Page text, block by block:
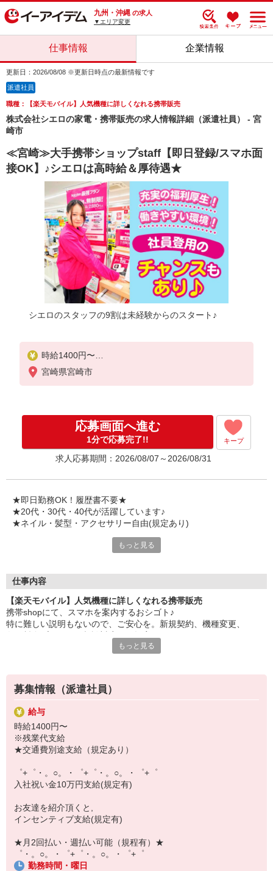
九州・沖縄 の求人
▼エリア変更
仕事情報 企業情報
更新日：2026/08/08 ※更新日時点の最新情報です
派遣社員
職種：【楽天モバイル】人気機種に詳しくなれる携帯販売
株式会社シエロの家電・携帯販売の求人情報詳細（派遣社員） - 宮
崎市
≪宮崎≫大手携帯ショップstaff【即日登録/スマホ面
接OK】♪シエロは高時給＆厚待遇★
シエロのスタッフの9割は未経験からのスタート♪
時給1400円〜
※残業代支給
★交通費別途支給（規定あり）
入社祝い金10万円支給(規定有)
お友達を紹介頂くと,
インセンティブ支給(規定有)
゜・。○。・゜+゜・。○。・゜+゜
宮崎県宮崎市
応募画面へ進む
1分で応募完了!! キープ
求人応募期間：2026/08/07～2026/08/31
★即日勤務OK！履歴書不要★
★20代・30代・40代が活躍しています♪
★ネイル・髪型・アクセサリー自由(規定あり)
シエロのスタッフは9割が未経験スタート。
ずっと先まで役に立ちます！
丁寧な研修もあるので、
みなさんから働きやすいと好評です♪
最新アプリ事情やお得なプラン、
スマホの裏ワザを学べるチャンス♪
￣￣￣￣￣￣￣￣￣￣￣
▼オフィスワーク
事務、経理、データ入力、コールセンター、受付
▼工場・製造・軽作業系
機械/食品製造・梱包・仕分け・加工・組立・検査
▼美容系
眉毛サロンのアイブロウ・ネイリスト・エステ
▼営業・販売
法人営業・アパレル販売・個別指導塾・人材紹介
▼人気案件も多数♪
短期・期間限定・オープニング・官公庁案件
上場/優良/大手企業など
【スマホ面接実施中】
￣￣￣￣￣￣￣￣￣
自宅に居ながらスマホでカンタン面接OK！
オンライン面談なのでスピード対応。
もっと見る
仕事内容
【楽天モバイル】人気機種に詳しくなれる携帯販売
携帯shopにて、スマホを案内するおシゴト♪
特に難しい説明もないので、ご安心を。新規契約、機種変更、
満足度◎
■携帯やインターネット販売業務
docomo(ドコモ)/au(エーユー)・KDDI/softbank(ソフトバンク)など
の大手キャリアから
ワイモバイル(Y!mobille)、楽天モバイル、UQなど格安スマホまで幅
広く紹介可能♪
もっと見る
募集情報（派遣社員）
給与
時給1400円〜
※残業代支給
★交通費別途支給（規定あり）
゜+゜・。○。・゜+゜・。○。・゜+゜
入社祝い金10万円支給(規定有)
お友達を紹介頂くと,
インセンティブ支給(規定有)
★月2回払い・週払い可能（規程有）★
゜・。○。・゜+゜・。○。・゜+゜
勤務時間・曜日